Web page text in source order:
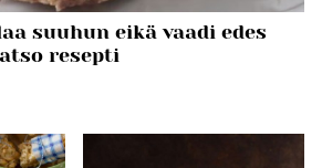
suuhun eikä vaadi edes
resepti